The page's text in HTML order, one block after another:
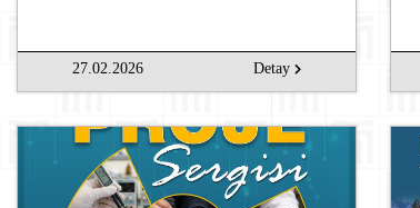
27.02.2026 Detay